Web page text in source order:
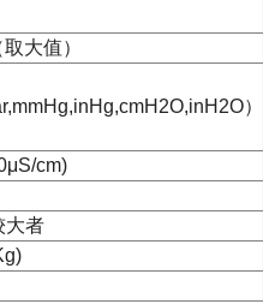
大值）
）
cm)
大者